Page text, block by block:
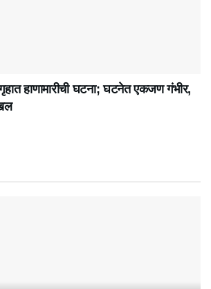
हाणामारीची घटना; घटनेत एकजण गंभीर,